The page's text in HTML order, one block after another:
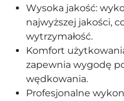
Wysoka jakość:
najwyższej jakości,
wytrzymałość.
Komfort
zapewnia wygodę
wędkowania.
Profesjonalne